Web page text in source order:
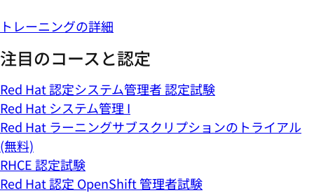
トレーニングの詳細
注目のコースと認定
Red Hat 認定システム管理者 認定試験
Red Hat システム管理 I
Red Hat ラーニングサブスクリプションのトライアル
(無料)
RHCE 認定試験
Red Hat 認定 OpenShift 管理者試験